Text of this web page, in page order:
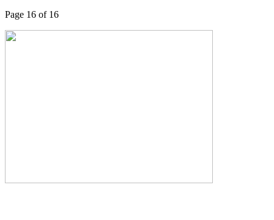
Page 16 of 16